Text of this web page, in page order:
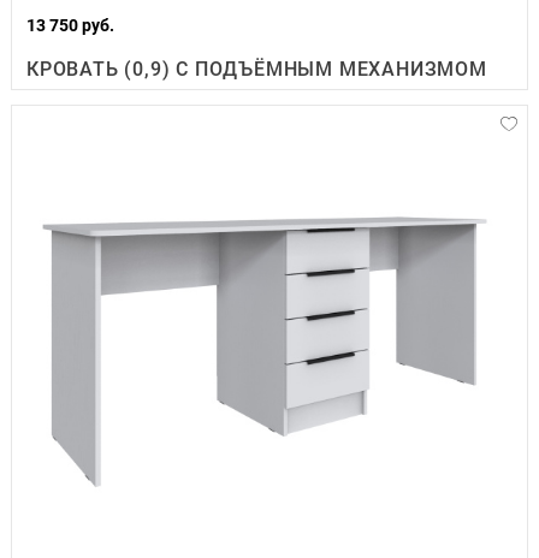
13 750 руб.
КРОВАТЬ (0,9) С ПОДЪЁМНЫМ МЕХАНИЗМОМ